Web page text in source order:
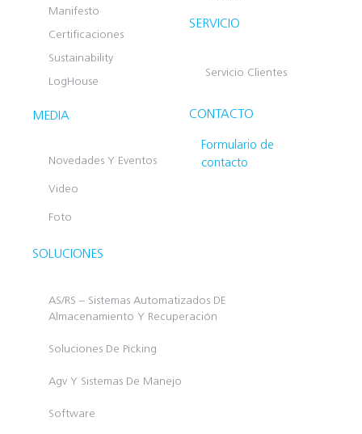
Manifesto
Certificaciones
Sustainability
LogHouse
MEDIA
Novedades Y Eventos
Video
Foto
SERVICIO
Servicio Clientes
CONTACTO
Formulario de
contacto
SOLUCIONES
AS/RS – Sistemas Automatizados DE
Almacenamiento Y Recuperación
Soluciones De Picking
Agv Y Sistemas De Manejo
Software